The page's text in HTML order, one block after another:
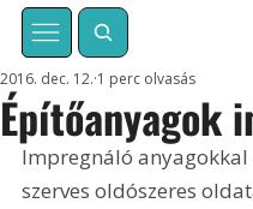
Építőanyagok
2016. dec. 12. 1 perc olvasás
Impregnáló
szerves oldószeres